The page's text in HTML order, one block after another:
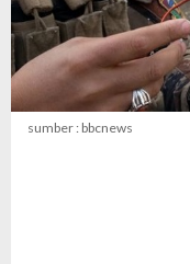
sumber : bbcnews